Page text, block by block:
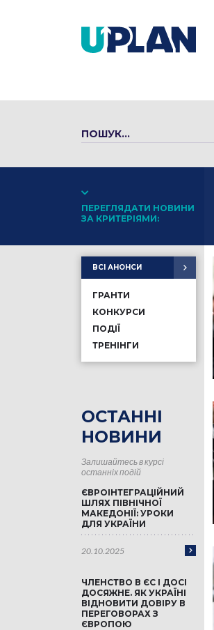
ПЕРЕГЛЯДАТИ НОВИНИ
ЗА КРИТЕРІЯМИ:
ВСІ АНОНСИ
ГРАНТИ
КОНКУРСИ
ПОДІЇ
ТРЕНІНГИ
ОСТАННІ
НОВИНИ
Залишайтесь в курсі
останніх подій
ЄВРОІНТЕГРАЦІЙНИЙ
ШЛЯХ ПІВНІЧНОЇ
МАКЕДОНІЇ: УРОКИ
ДЛЯ УКРАЇНИ
20.10.2025
ЧЛЕНСТВО В ЄС І ДОСІ
ДОСЯЖНЕ. ЯК УКРАЇНІ
ВІДНОВИТИ ДОВІРУ В
ПЕРЕГОВОРАХ З
ЄВРОПОЮ